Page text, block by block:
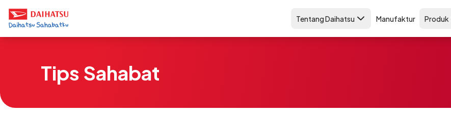
Tentang Daihatsu Manufaktur Produk
Tips Sahabat